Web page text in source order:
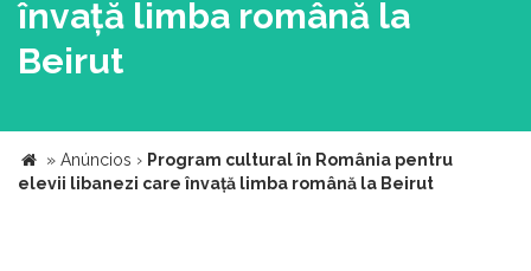
învață limba română la
Beirut
» Anúncios › Program cultural în România pentru
elevii libanezi care învață limba română la Beirut